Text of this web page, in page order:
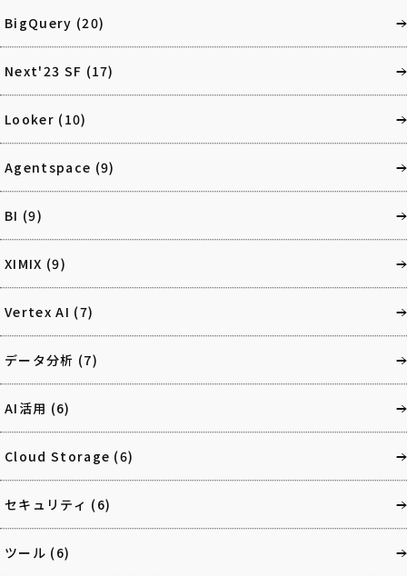
BigQuery (20)
Next'23 SF (17)
Looker (10)
Agentspace (9)
BI (9)
XIMIX (9)
Vertex AI (7)
データ分析 (7)
AI活用 (6)
Cloud Storage (6)
セキュリティ (6)
ツール (6)